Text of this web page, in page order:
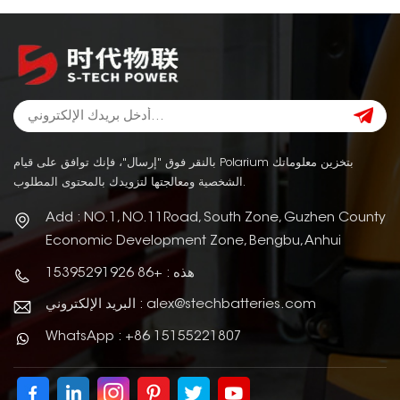
بالنقر فوق "إرسال"، فإنك توافق على قيام Polarium بتخزين معلوماتك
الشخصية ومعالجتها لتزويدك بالمحتوى المطلوب.
Add : NO.1, NO.11Road, South Zone, Guzhen County
Economic Development Zone, Bengbu, Anhui
هذه : +86 15395291926
البريد الإلكتروني : alex@stechbatteries.com
WhatsApp : +86 15155221807